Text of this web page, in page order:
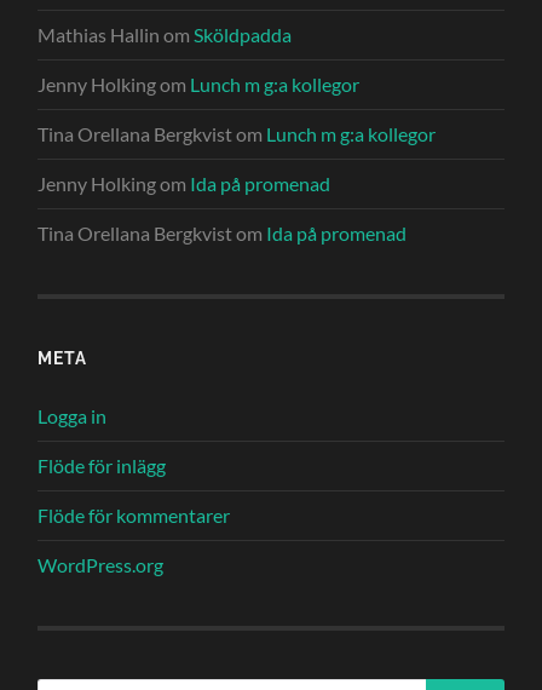
Mathias Hallin omSköldpadda
Jenny Holkingom Lunch m g:a kollegor
Tina Orellana Bergkvistom Lunch m g:a kollegor
Jenny Holkingom Ida på promenad
Tina Orellana Bergkvistom Ida på promenad
META
Logga in
Flöde för inlägg
Flöde för kommentarer
WordPress.org